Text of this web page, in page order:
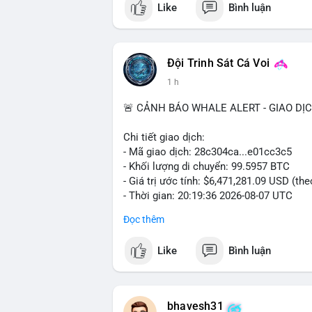
#vlikevn #titanbot
Like Bình luận
Đội Trinh Sát Cá Voi
1 h
🚨 CẢNH BÁO WHALE ALERT - GIAO
Chi tiết giao dịch:
- Mã giao dịch: 28c304ca...e01cc3c5
- Khối lượng di chuyển: 99.5957 BTC
- Giá trị ước tính: $6,471,281.09 USD
- Thời gian: 20:19:36 2026-08-07 UTC
Nhận định phân tích: Khối lượng 99.6
thường gặp ở hai kịch bản: cá voi nạp
hoặc chuyển sang ví lạnh nhằm tích
BTC vào ví nóng sàn, khả năng cao là
Đọc thêm
Like Bình luận
bhavesh31